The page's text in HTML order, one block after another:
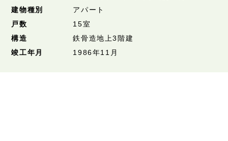
建物種別
アパート
戸数
15室
構造
鉄骨造地上3階建
竣工年月
1986年11月